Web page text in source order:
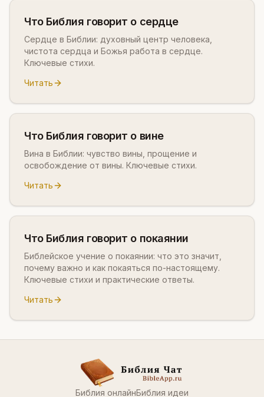
Что Библия говорит о сердце
Сердце в Библии: духовный центр человека,
чистота сердца и Божья работа в сердце.
Ключевые стихи.
Читать
Что Библия говорит о вине
Вина в Библии: чувство вины, прощение и
освобождение от вины. Ключевые стихи.
Читать
Что Библия говорит о покаянии
Библейское учение о покаянии: что это значит,
почему важно и как покаяться по-настоящему.
Ключевые стихи и практические ответы.
Читать
Библия онлайнБиблия идеи